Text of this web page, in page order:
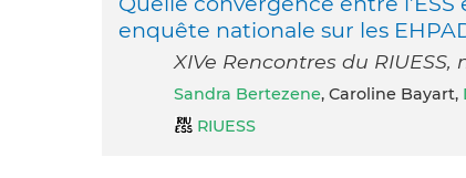
enquête nationale sur les
XIVe Rencontres du RIUESS,
Sandra Bertezene, Caroline Bayart,
RIUESS